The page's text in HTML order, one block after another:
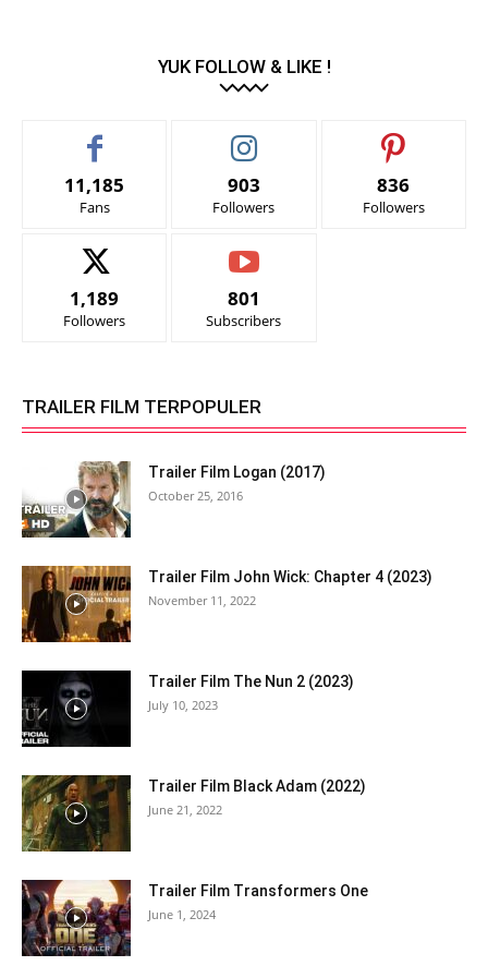
YUK FOLLOW & LIKE !
11,185
Fans
903
Followers
836
Followers
1,189
Followers
801
Subscribers
TRAILER FILM TERPOPULER
Trailer Film Logan (2017)
October 25, 2016
Trailer Film John Wick: Chapter 4 (2023)
November 11, 2022
Trailer Film The Nun 2 (2023)
July 10, 2023
Trailer Film Black Adam (2022)
June 21, 2022
Trailer Film Transformers One
June 1, 2024